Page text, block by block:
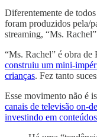
Diferentemente de
foram produzidos pela/
streaming, “Ms.
“Ms. Rachel” é obra de
construiu um mini-
crianças. Fez tanto
Esse movimento não é
canais de televisão on-
investindo em